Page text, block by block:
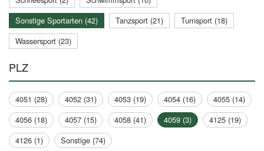
Sonstige Sportarten (42)
Tanzsport (21)
Turnsport (18)
Wassersport (23)
PLZ
4051 (28) 4052 (31) 4053 (19) 4054 (16)
4055 (14)
4056 (18)
4057 (15) 4058 (41) 4059 (3)
4125 (19)
4126 (1)
Sonstige (74)